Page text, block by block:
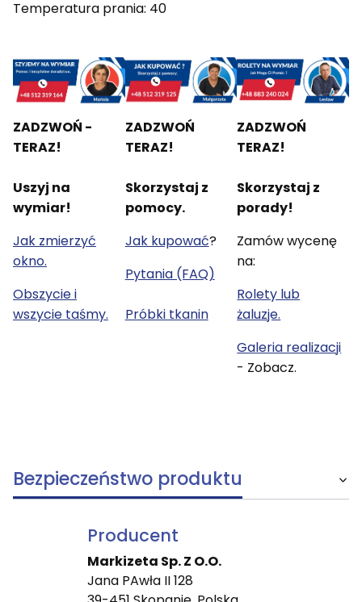
Temperatura prania: 40
ZADZWOŃ -
TERAZ!
Uszyj na
wymiar!
Jak zmierzyć
okno.
Obszycie i
wszycie taśmy.
ZADZWOŃ
TERAZ!
Skorzystaj z
pomocy.
Jak kupować?
Pytania (FAQ)
Próbki tkanin
ZADZWOŃ
TERAZ!
Skorzystaj z
porady!
Zamów wycenę
na:
Rolety lub
żaluzje.
Galeria realizacji
- Zobacz.
Bezpieczeństwo produktu
Producent
Markizeta Sp. Z O.O.
Jana PAwła II 128